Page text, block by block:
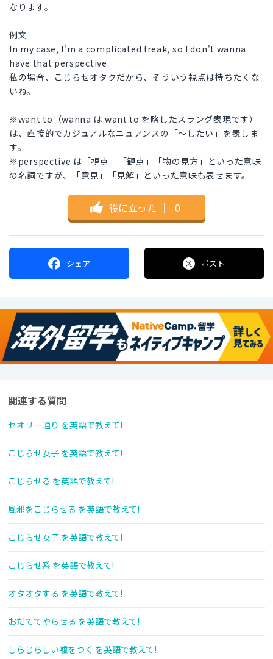
なります。
例文
In my case, I'm a complicated freak, so I don't wanna
have that perspective.
私の場合、こじらせオタクだから、そういう視点は持ちたくな
いね。
※want to（wanna は want to を略したスラング表現です）
は、直接的でカジュアルなニュアンスの「〜したい」を表しま
す。
※perspective は「視点」「観点」「物の見方」といった意味
の名詞ですが、「意見」「見解」といった意味も表せます。
役に立った ｜ 0
シェア ポスト
関連する質問
セオリー通り を英語で教えて!
こじらせ女子 を英語で教えて!
こじらせる を英語で教えて!
風邪をこじらせる を英語で教えて!
こじらせ女子 を英語で教えて!
こじらせ系 を英語で教えて!
オタオタする を英語で教えて!
おだててやらせる を英語で教えて!
しらじらしい嘘をつく を英語で教えて!